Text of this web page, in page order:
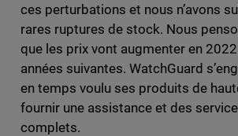
ces perturbations et nous n’avons
rares ruptures de stock. Nous
que les prix vont augmenter en
années suivantes. WatchGuard
en temps voulu ses produits de
fournir une assistance et des
complets.